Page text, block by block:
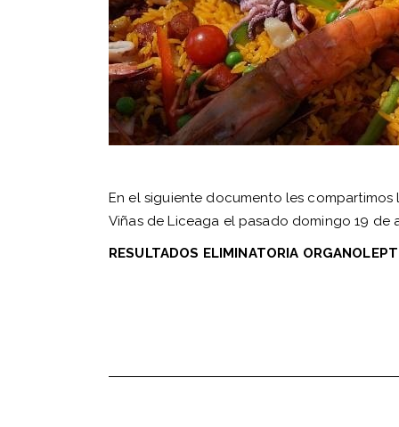
En el siguiente documento les
Viñas de Liceaga el pasado domingo 19
RESULTADOS ELIMINATORIA